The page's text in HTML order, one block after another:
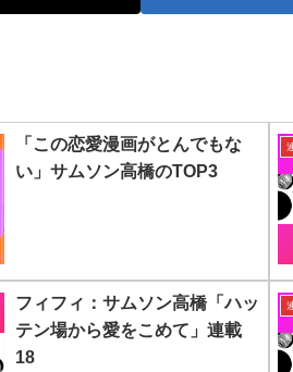
「この恋愛漫画がとんでもな
い」サムソン高橋のTOP3
フィフィ：サムソン高橋「ハッ
テン場から愛をこめて」連載
18